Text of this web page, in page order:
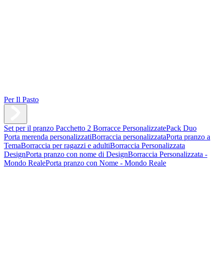
Per Il Pasto
Set per il pranzo Pacchetto 2 Borracce PersonalizzatePack Duo
Porta merenda personalizzatiBorraccia personalizzataPorta pranzo a
TemaBorraccia per ragazzi e adultiBorraccia Personalizzata
DesignPorta pranzo con nome di DesignBorraccia Personalizzata -
Mondo RealePorta pranzo con Nome - Mondo Reale